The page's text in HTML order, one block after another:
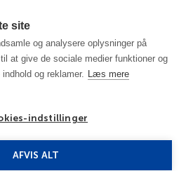
site
og analysere oplysninger på
at give de sociale medier funktioner og
og reklamer. Læs mere
indstillinger
AFVIS ALT
Winslow Infinity Apart Hotel 3***